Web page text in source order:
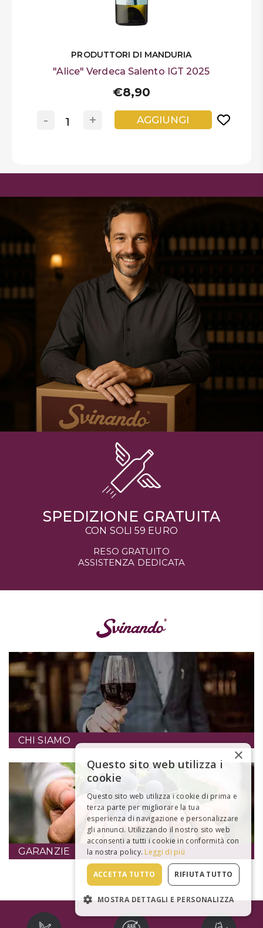
PRODUTTORI DI MANDURIA
"Alice" Verdeca Salento IGT 2025
€8,90
+
- AGGIUNGI
SPEDIZIONE GRATUITA
CON SOLI 59 EURO
RESO GRATUITO
ASSISTENZA DEDICATA
CHI SIAMO
GARANZIE
×
Questo sito web utilizza i
cookie
Questo sito web utilizza i cookie di prima e
terza parte per migliorare la tua
esperienza di navigazione e personalizzare
gli annunci. Utilizzando il nostro sito web
acconsenti a tutti i cookie in conformità con
la nostra policy. Leggi di più
ACCETTA TUTTO RIFIUTA TUTTO
MOSTRA DETTAGLI E PERSONALIZZA
STRETTAMENTE NECESSARI